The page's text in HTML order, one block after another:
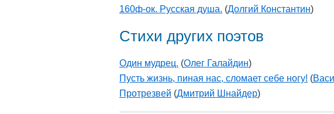
160ф-ок. Русская душа. (Долгий Константин)
Стихи других поэтов
Один мудрец. (Олег Галайдин)
Пусть жизнь, пиная нас, сломает себе ногу! (
Протрезвей (Дмитрий Шнайдер)